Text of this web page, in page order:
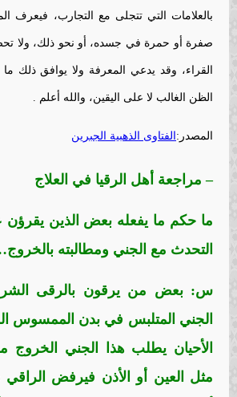
بالعلامات التي تتجلى مع التجارب، فيعرف
صفرة أو حمرة في جسده، أو نحو ذلك، ولا
القراء، وقد يدعي المعرفة ولا يوافق ذلك ما
الظن الغالب لا على اليقين، والله أعلم .
المصدر: الفتاوى الذهبية الجبرين
– مراجعة أهل الرقيا في العلاج
ما حكم ما يفعله بعض الذين
التحدث مع الجني ومطالبته
س: بعض من يرقون بالرقى
الجني المتلبس في بدن الممسوس
الأحيان يطلب هذا الجني الخروج
مثل العين أو الأذن فيرفض الراقي